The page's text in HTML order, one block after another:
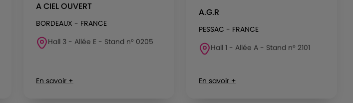
A CIEL OUVERT
BORDEAUX - FRANCE
Hall 3 - Allée E - Stand n° 0205
En savoir +
A.G.R
PESSAC - FRANCE
Hall 1 - Allée A - Stand n° 2101
En savoir +